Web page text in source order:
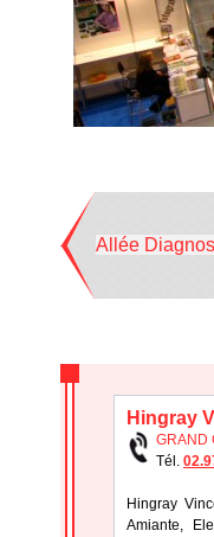
Allée
Hingray
GRAND
Tél.
Hingray
Amiante,